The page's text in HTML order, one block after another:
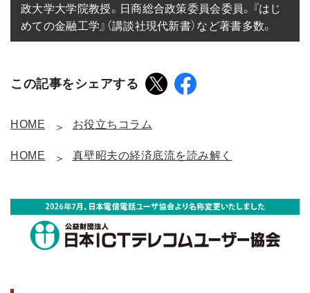
政大学大学院教授。日商総合政策委員会委員。『はじ
めての金融工学』（講談社現代新書）など著書多数。
この記事をシェアする
HOME お役立ちコラム
HOME 真壁昭夫の経済底流を読み解く